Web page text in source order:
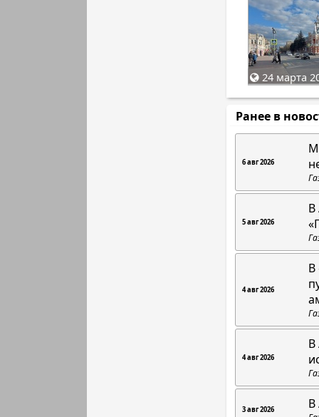
24 марта
Ранее в
6 авг 2026
5 авг 2026
В
4 авг 2026
В
4 авг 2026
В
3 авг 2026 В